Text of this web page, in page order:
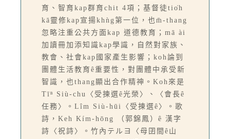
育、智育kap群育chit 4項；基督徒tio̍h
kā靈修kap宣揚khǹg第一位，也m̄-thang
忽略注重公共方面kap 道德教育；mā ài
加讀冊加添知識kap學識，自然對家族、
教會、社會kap國家產生影響；koh論到
團體生活教育ê重要性，對團體中承受新
智識，也thang顯出合作精神。Koh來是
Tīⁿ Siù-chu〈受揀選ê光榮〉、〈會長ê
任務〉。Lîm Siù-hūi〈受揀選ê〉。歌
詩，Keh Kím-hōng （郭錦鳳）ê 漢字
詩〈祝詩〉。竹內テルヨ〈母囝間ê山